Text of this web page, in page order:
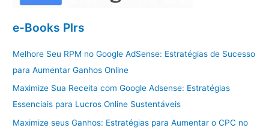
e-Books Plrs
Melhore Seu RPM no Google AdSense: Estratégias de Sucesso
para Aumentar Ganhos Online
Maximize Sua Receita com Google Adsense: Estratégias
Essenciais para Lucros Online Sustentáveis
Maximize seus Ganhos: Estratégias para Aumentar o CPC no